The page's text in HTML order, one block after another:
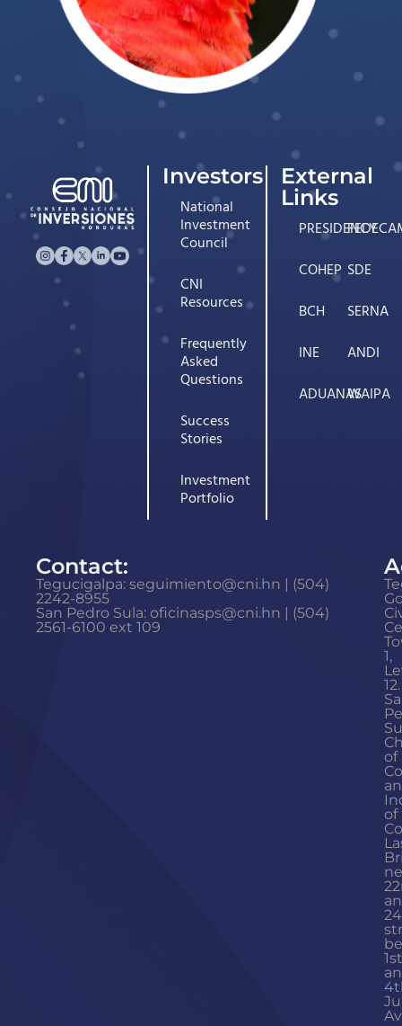
Investors
National
Investment
Council
CNI
Resources
Frequently
Asked
Questions
Success
Stories
Investment
Portfolio
External
Links
PRESIDENCY
COHEP
BCH
INE
ADUANAS
SDE
SERNA
ANDI
WAIPA
Contact:
Tegucigalpa: seguimiento@cni.hn | (504)
2242-8955
San Pedro Sula: oficinasps@cni.hn | (504)
2561-6100 ext 109
1,
12.
of
of
1st